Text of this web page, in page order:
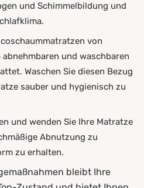
und Schimmelbildung und
von
abnehmbaren und waschbaren
Waschen Sie diesen Bezug
sauber und hygienisch zu
und wenden Sie Ihre Matratze
Abnutzung zu
zu erhalten.
bleibt Ihre